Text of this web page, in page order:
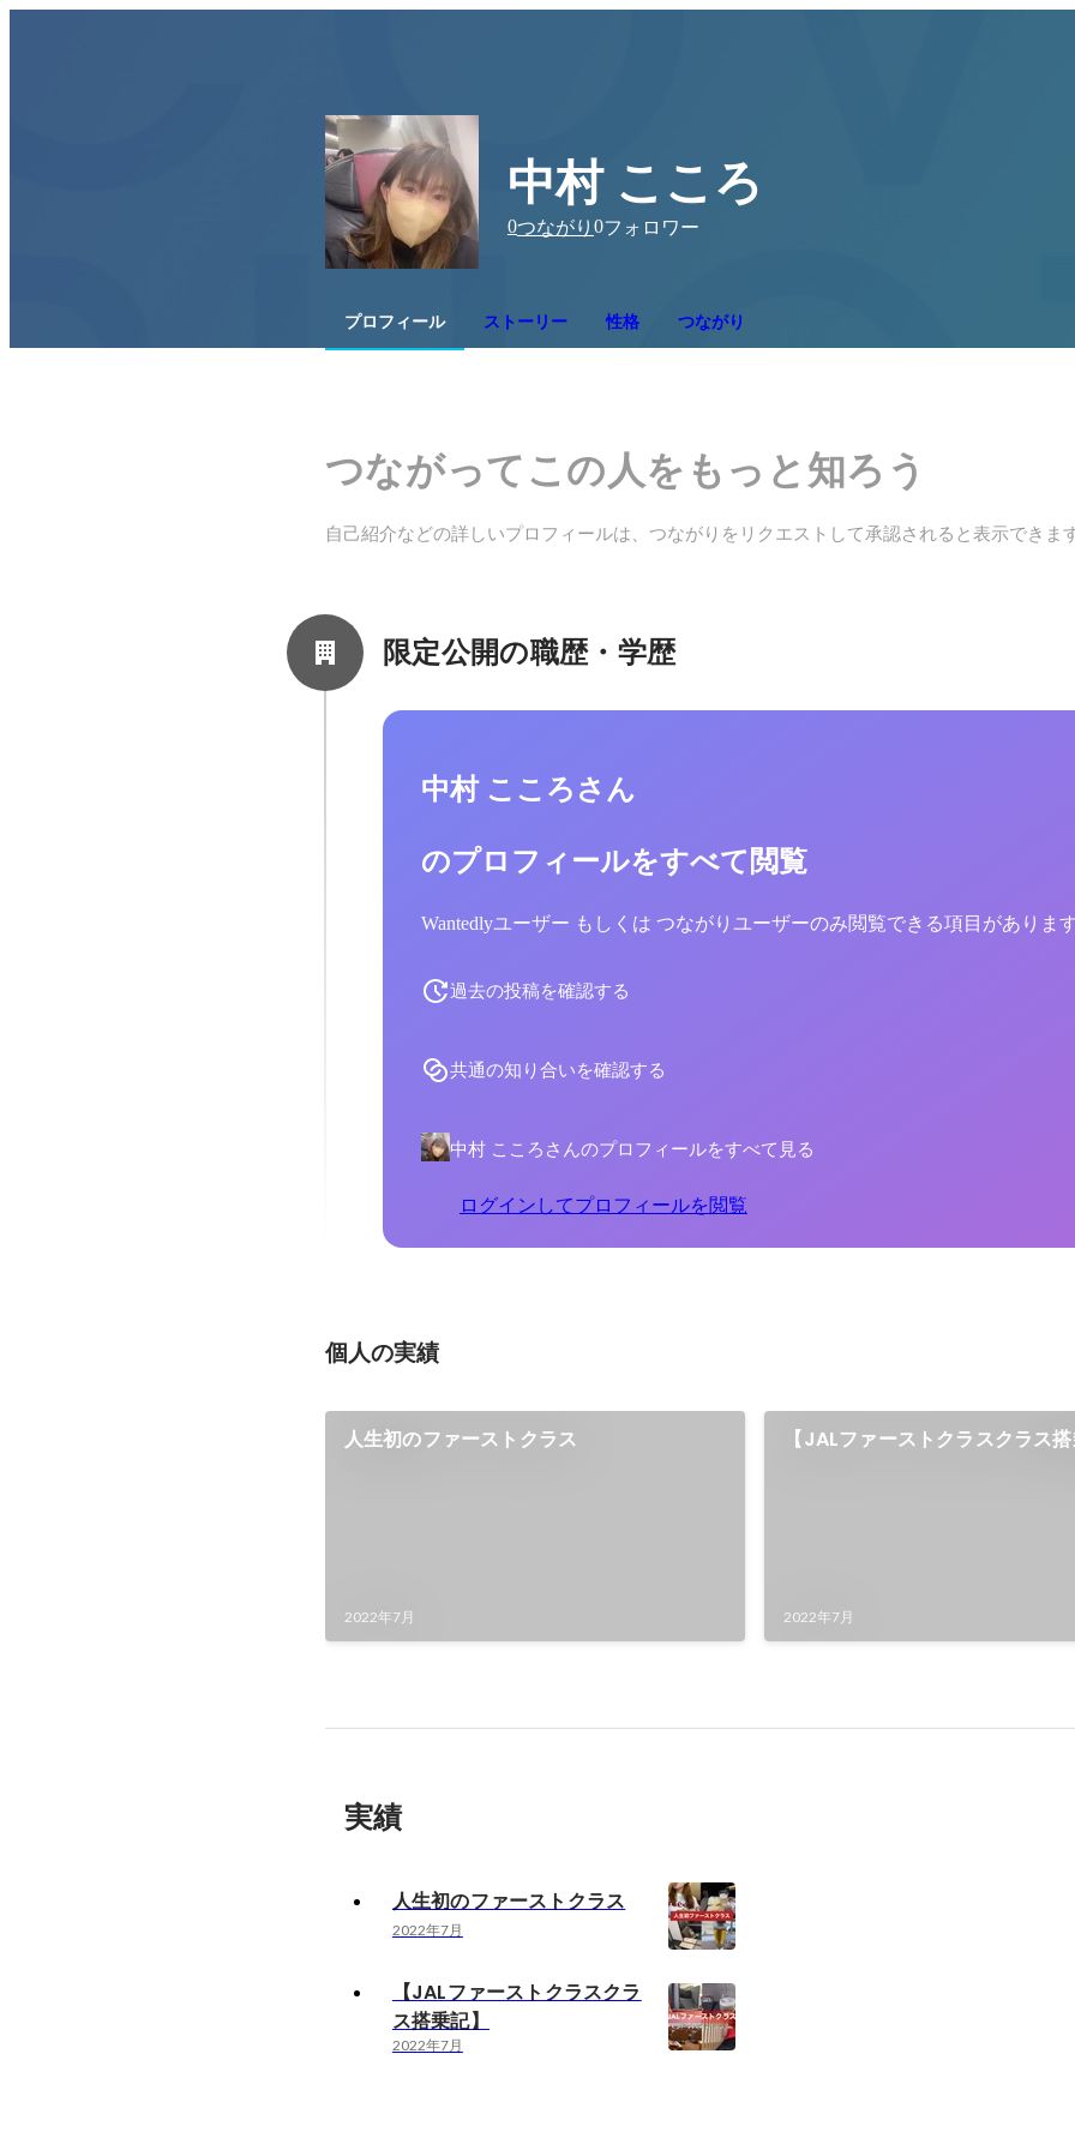
中村 こころ
0つながり 0フォロワー
プロフィール ストーリー 性格 つながり
つながってこの人をもっと知ろう
自己紹介などの詳しいプロフィールは、つながりをリクエストして承認されると表示できま
限定公開の職歴・学歴
中村 こころさん
のプロフィールをすべて閲覧
Wantedlyユーザー もしくは つながりユーザーのみ閲覧できる項目がありま
過去の投稿を確認する
共通の知り合いを確認する
中村 こころさんのプロフィールをすべて見る
ログインしてプロフィールを閲覧
個人の実績
人生初のファーストクラス
2022年7月
【JALファーストクラスクラス
2022年7月
実績
人生初のファーストクラス
2022年7月
【JALファーストクラスクラ
ス搭乗記】
2022年7月